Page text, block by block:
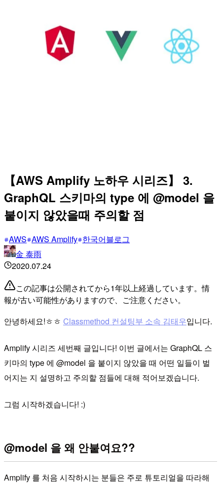
【AWS Amplify 노하우 시리즈】 3.
GraphQL 스키마의 type 에 @model 을
붙이지 않았을때 주의할 점
AWS AWS Amplify 한국어블로그
金 泰雨
2020.07.24
この記事は公開されてから1年以上経過しています。情
報が古い可能性がありますので、ご注意ください。
안녕하세요!ㅎㅎ Classmethod 컨설팅부 소속 김태우입니다.
Amplify 시리즈 세번째 글입니다! 이번 글에서는 GraphQL 스
키마의 type 에 @model 을 붙이지 않았을 때 어떤 일들이 벌
어지는 지 설명하고 주의할 점들에 대해 적어보겠습니다.
그럼 시작하겠습니다! :)
@model 을 왜 안붙여요??
Amplify 를 처음 시작하시는 분들은 주로 튜토리얼을 따라해